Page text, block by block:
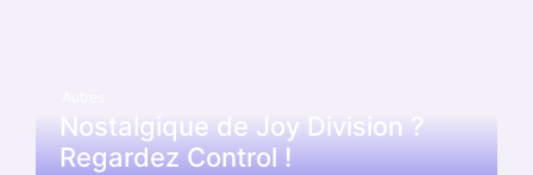
Nostalgique de Joy Division ?
Regardez Control !